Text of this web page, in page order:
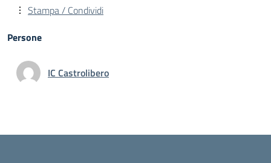
Stampa / Condividi
Persone
IC Castrolibero